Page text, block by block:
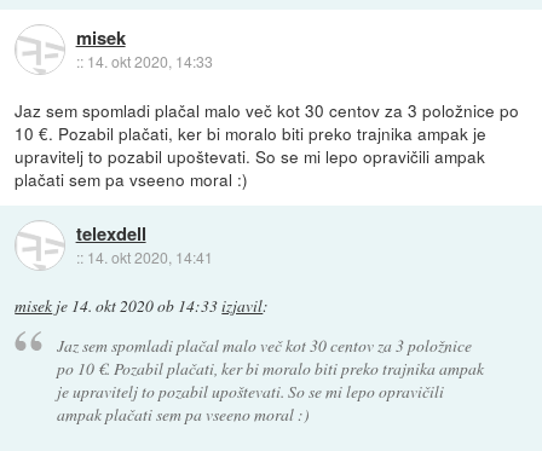
misek
:: 14. okt 2020, 14:33
Jaz sem spomladi plačal malo več kot 30 centov za 3 položnice po
10 €. Pozabil plačati, ker bi moralo biti preko trajnika ampak je
upravitelj to pozabil upoštevati. So se mi lepo opravičili ampak
plačati sem pa vseeno moral :)
telexdell
:: 14. okt 2020, 14:41
misek je 14. okt 2020 ob 14:33izjavil:
Jaz sem spomladi plačal malo več kot 30 centov za 3 položnice
po 10 €. Pozabil plačati, ker bi moralo biti preko trajnika ampak
je upravitelj to pozabil upoštevati. So se mi lepo opravičili
ampak plačati sem pa vseeno moral :)